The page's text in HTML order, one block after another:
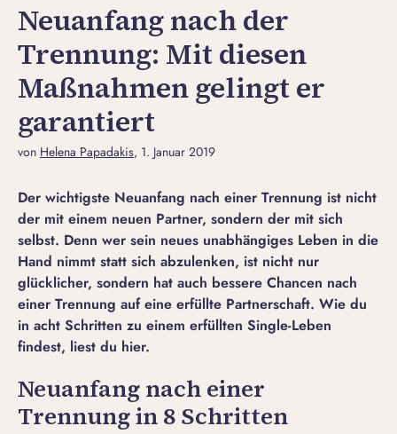
Neuanfang nach der
Trennung: Mit diesen
Maßnahmen gelingt er
garantiert
von Helena Papadakis, 1. Januar 2019
Der wichtigste Neuanfang nach einer Trennung ist nicht
der mit einem neuen Partner, sondern der mit sich
selbst. Denn wer sein neues unabhängiges Leben in die
Hand nimmt statt sich abzulenken, ist nicht nur
glücklicher, sondern hat auch bessere Chancen nach
einer Trennung auf eine erfüllte Partnerschaft. Wie du
in acht Schritten zu einem erfüllten Single-Leben
findest, liest du hier.
Neuanfang nach einer
Trennung in 8 Schritten